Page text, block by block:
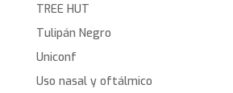
TREE HUT
Tulipán Negro
Uniconf
Uso nasal y oftálmico